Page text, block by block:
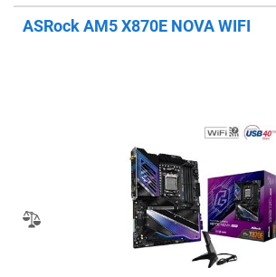
ASRock AM5 X870E NOVA WIFI